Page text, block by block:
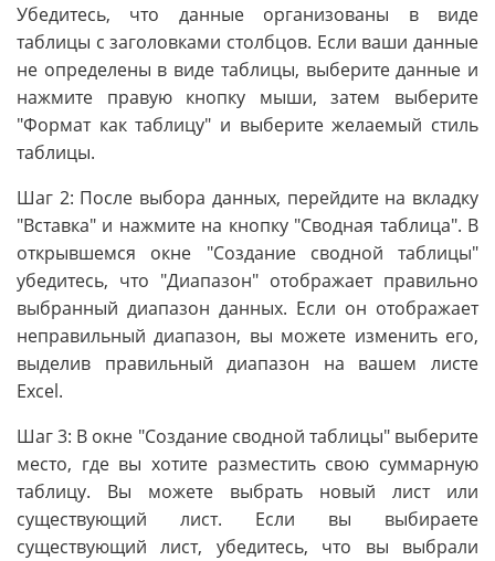
Убедитесь, что данные организованы в виде
таблицы с заголовками столбцов. Если ваши данные
не определены в виде таблицы, выберите данные и
нажмите правую кнопку мыши, затем выберите
"Формат как таблицу" и выберите желаемый стиль
таблицы.
Шаг 2: После выбора данных, перейдите на вкладку
"Вставка" и нажмите на кнопку "Сводная таблица". В
открывшемся окне "Создание сводной таблицы"
убедитесь, что "Диапазон" отображает правильно
выбранный диапазон данных. Если он отображает
неправильный диапазон, вы можете изменить его,
выделив правильный диапазон на вашем листе
Excel.
Шаг 3: В окне "Создание сводной таблицы" выберите
место, где вы хотите разместить свою суммарную
таблицу. Вы можете выбрать новый лист или
существующий лист. Если вы выбираете
существующий лист, убедитесь, что вы выбрали